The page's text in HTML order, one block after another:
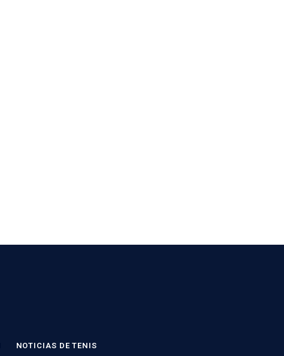
NOTICIAS DE TENIS